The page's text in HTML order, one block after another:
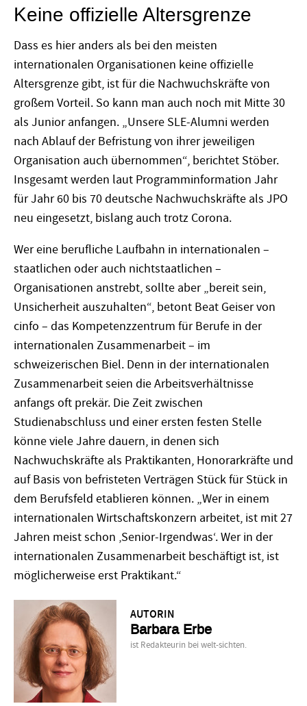
Keine offizielle Altersgrenze
Dass es hier anders als bei den meisten
internationalen Organisationen keine offizielle
Altersgrenze gibt, ist für die Nachwuchskräfte von
großem Vorteil. So kann man auch noch mit Mitte 30
als Junior anfangen. „Unsere SLE-Alumni werden
nach Ablauf der Befristung von ihrer jeweiligen
Organisation auch übernommen“, berichtet Stöber.
Insgesamt werden laut Programminformation Jahr
für Jahr 60 bis 70 deutsche Nachwuchskräfte als JPO
neu eingesetzt, bislang auch trotz Corona.
Wer eine berufliche Laufbahn in internationalen –
staatlichen oder auch nichtstaatlichen –
Organisationen anstrebt, sollte aber „bereit sein,
Unsicherheit auszuhalten“, betont Beat Geiser von
cinfo – das Kompetenzzentrum für Berufe in der
internationalen Zusammenarbeit – im
schweizerischen Biel. Denn in der internationalen
Zusammenarbeit seien die Arbeitsverhältnisse
anfangs oft prekär. Die Zeit zwischen
Studienabschluss und einer ersten festen Stelle
könne viele Jahre dauern, in denen sich
Nachwuchskräfte als Praktikanten, Honorarkräfte und
auf Basis von befristeten Verträgen Stück für Stück in
dem Berufsfeld etablieren können. „Wer in einem
internationalen Wirtschaftskonzern arbeitet, ist mit 27
Jahren meist schon ‚Senior-Irgendwas‘. Wer in der
internationalen Zusammenarbeit beschäftigt ist, ist
möglicherweise erst Praktikant.“
AUTORIN
Barbara Erbe
ist Redakteurin bei welt-sichten.